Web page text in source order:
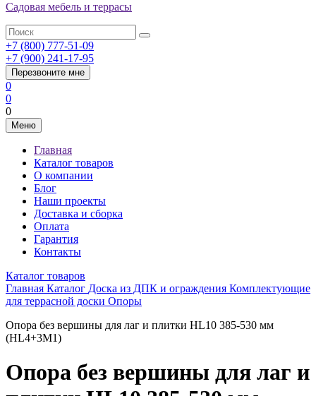
Садовая мебель и террасы
+7 (800) 777-51-09
+7 (900) 241-17-95
Перезвоните мне
0
0
0
Меню
Главная
Каталог товаров
О компании
Блог
Наши проекты
Доставка и сборка
Оплата
Гарантия
Контакты
Каталог товаров
Главная Каталог Доска из ДПК и ограждения Комплектующие
для террасной доски Опоры
Опора без вершины для лаг и плитки HL10 385-530 мм
(HL4+3M1)
Опора без вершины для лаг и